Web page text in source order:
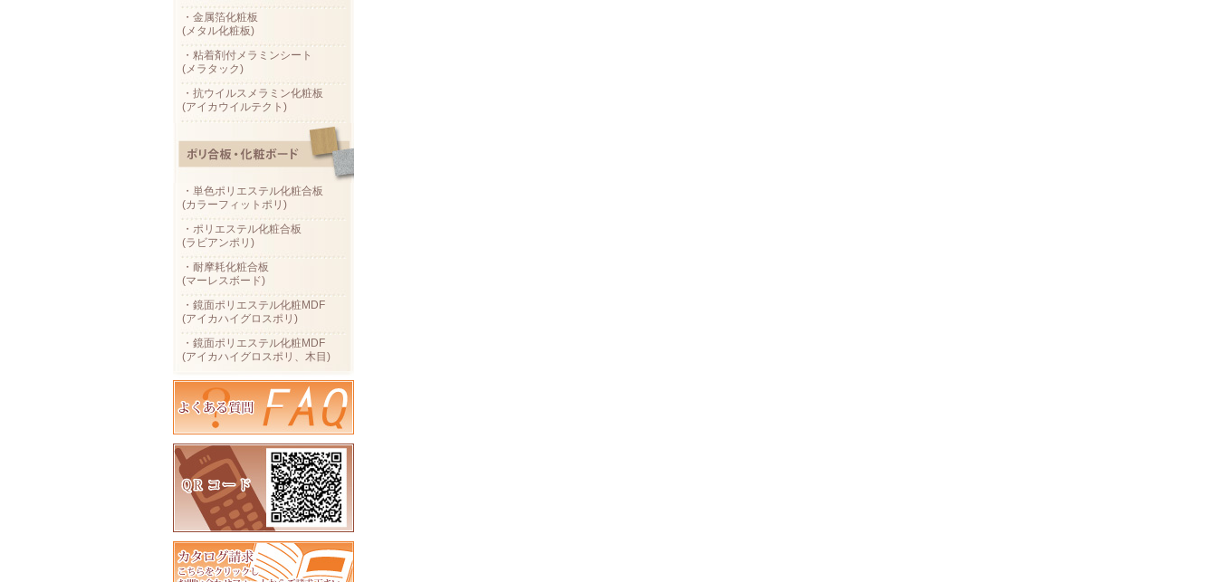
・金属箔化粧板
(メタル化粧板)
・粘着剤付メラミンシート
(メラタック)
・抗ウイルスメラミン化粧板
(アイカウイルテクト)
・単色ポリエステル化粧合板
(カラーフィットポリ)
・ポリエステル化粧合板
(ラビアンポリ)
・耐摩耗化粧合板
(マーレスボード)
・鏡面ポリエステル化粧MDF
(アイカハイグロスポリ)
・鏡面ポリエステル化粧MDF
(アイカハイグロスポリ、木目)